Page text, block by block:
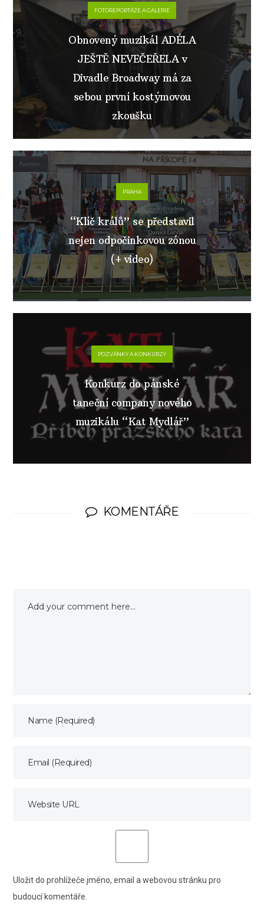
FOTOREPORTÁŽE A GALERIE
Obnovený muzikál ADÉLA
JEŠTĚ NEVEČEŘELA v
Divadle Broadway má za
sebou první kostýmovou
zkoušku
PRAHA
“Klíč králů” se představil
nejen odpočinkovou zónou
(+ video)
POZVÁNKY A KONKURZY
Konkurz do pánské
taneční company nového
muzikálu “Kat Mydlář”
KOMENTÁŘE
Uložit do prohlížeče jméno, email a webovou stránku pro
budoucí komentáře.